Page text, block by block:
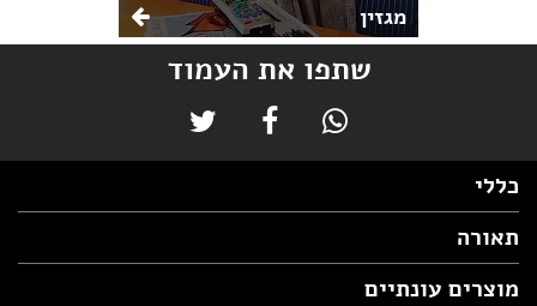
מגזין
שתפו את העמוד
כללי
תאורה
מוצרים עונתיים